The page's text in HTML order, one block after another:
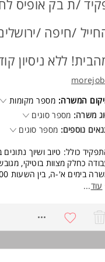
בחגים ותחרויות עם
קידום והתפתחות
מיועדת לנשים ולגברים
/ת בק אופיס
/חיפה /
ללא ניסיון
המשרה: מספר מקומות
משרה: מספר סוגים
נוספים: מספר סוגים
כולל: טיוב ושיוך
כחלק מצוות בוטיקי,
מהבית!
- שילוב עבודה היברידית-
לארוחת צהריים עם צבירה (30 ש"ח
חברה בארץ ובחו"ל
עוד...